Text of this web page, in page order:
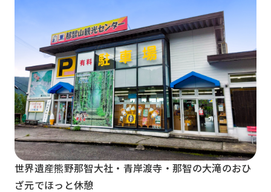
世界遺産熊野那智大社・青岸渡寺・那智の大滝のおひ
ざ元でほっと休憩